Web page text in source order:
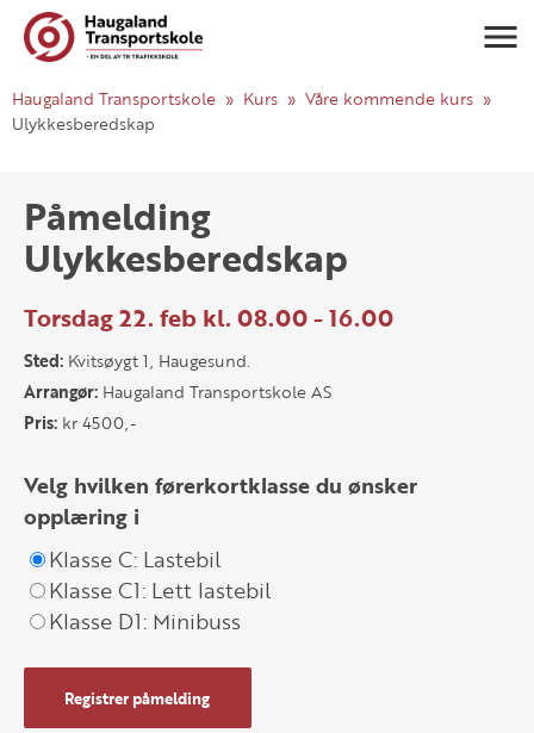
Haugaland Transportskole Kurs
Våre kommende kurs
Ulykkesberedskap
Påmelding
Ulykkesberedskap
Torsdag 22. feb kl. 08.00 - 16.00
Sted: Kvitsøygt 1, Haugesund.
Arrangør: Haugaland Transportskole AS
Pris: kr 4500,-
Velg hvilken førerkortklasse du ønsker
opplæring i
Klasse C: Lastebil
Klasse C1: Lett lastebil
Klasse D1: Minibuss
Registrer påmelding